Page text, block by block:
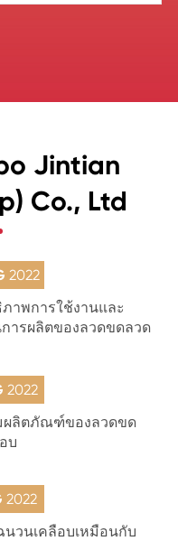
Jintian
Co., Ltd
2022
าพการใช้งานและ
ารผลิตของลวดขดลวด
2022
ผลิตภัณฑ์ของลวดขด
บ
2022
วนเคลือบเหมือนกับ